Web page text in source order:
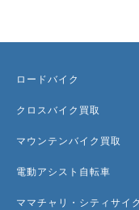
ロードバイク
クロスバイク買取
マウンテンバイク買取
電動アシスト自転車
ママチャリ・シティサイ